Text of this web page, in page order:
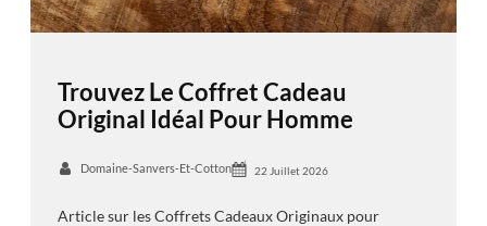
Trouvez Le Coffret Cadeau
Original Idéal Pour Homme
Domaine-Sanvers-Et-Cotton 22 Juillet 2026
Article sur les Coffrets Cadeaux Originaux pour